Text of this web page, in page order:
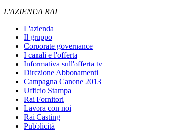
L'AZIENDA RAI
L'azienda
Il gruppo
Corporate governance
I canali e l'offerta
Informativa sull'offerta tv
Direzione Abbonamenti
Campagna Canone 2013
Ufficio Stampa
Rai Fornitori
Lavora con noi
Rai Casting
Pubblicità